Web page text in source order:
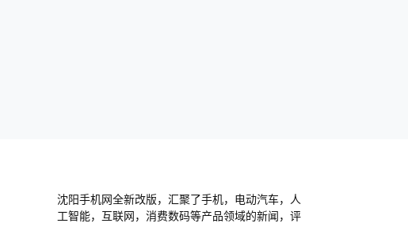
沈阳手机网全新改版，汇聚了手机，电动汽车，人
工智能，互联网，消费数码等产品领域的新闻，评